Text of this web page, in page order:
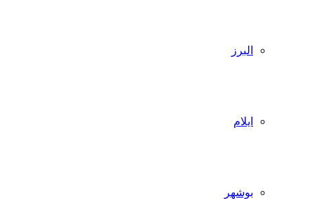
البرز
ایلام
بوشهر